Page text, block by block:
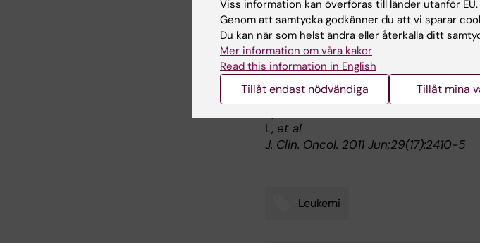
Björkholm M, Ohm L, Eloranta S,
J. Clin. Oncol. 2011 Jun;29(18):2514-20
Treatment-related risk factors for
leukemia and myelodysplastic
neoplasms.
L, et al
J. Clin. Oncol. 2011 Jun;29(17):2410-5
Leukemi
Viss information kan överföras till länder utanför EU.
Genom att samtycka godkänner du att vi sparar
Du kan när som helst ändra eller återkalla ditt
Mer information om våra kakor
Read this information in English
Tillåt endast nödvändiga Tillåt mina